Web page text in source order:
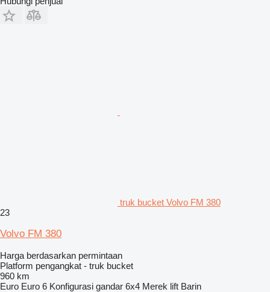
truk bucket Volvo FM 380
23
Volvo FM 380
Harga berdasarkan permintaan
Platform pengangkat - truk bucket
960 km
Euro Euro 6 Konfigurasi gandar 6x4 Merek lift Barin